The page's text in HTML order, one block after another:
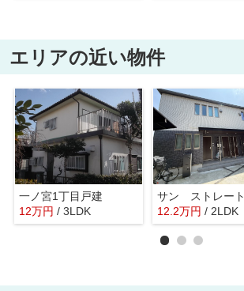
エリアの近い物件
一ノ宮1丁目戸建
12万円 / 3LDK
サン ストレート
12.2万円 / 2LDK